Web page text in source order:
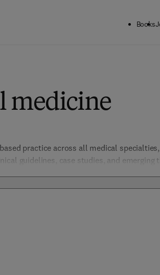
Books
medicine
practice across all medical
guidelines, case studies, and emerging